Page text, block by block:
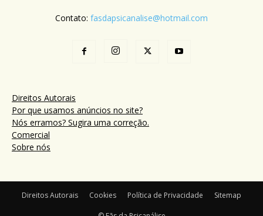
Contato: fasdapsicanalise@hotmail.com
Direitos Autorais
Por que usamos anúncios no site?
Nós erramos? Sugira uma correção.
Comercial
Sobre nós
Direitos Autorais Cookies Política de Privacidade Sitemap